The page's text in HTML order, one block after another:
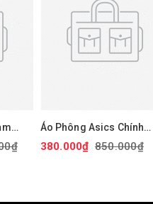
9"
|
Áo Phông Asics Chính
Hãng - Dry Printed
Volleyball Jerseys - Màu
380.000₫ 850.000₫